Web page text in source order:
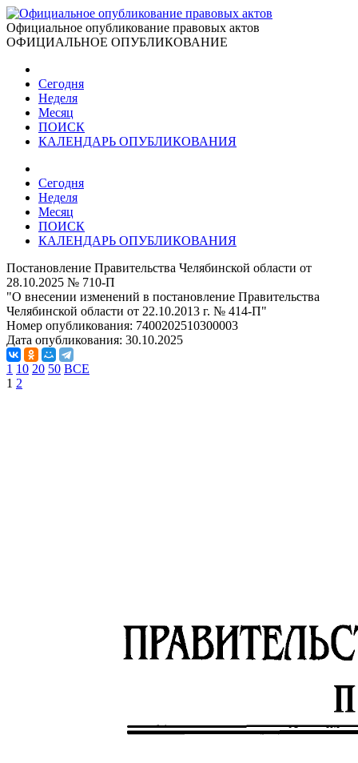
Официальное опубликование правовых актов
ОФИЦИАЛЬНОЕ ОПУБЛИКОВАНИЕ
Сегодня
Неделя
Месяц
ПОИСК
КАЛЕНДАРЬ ОПУБЛИКОВАНИЯ
Сегодня
Неделя
Месяц
ПОИСК
КАЛЕНДАРЬ ОПУБЛИКОВАНИЯ
Постановление Правительства Челябинской области от
28.10.2025 № 710-П
"О внесении изменений в постановление Правительства
Челябинской области от 22.10.2013 г. № 414-П"
Номер опубликования: 7400202510300003
Дата опубликования: 30.10.2025
1 10 20 50 ВСЕ
1 2